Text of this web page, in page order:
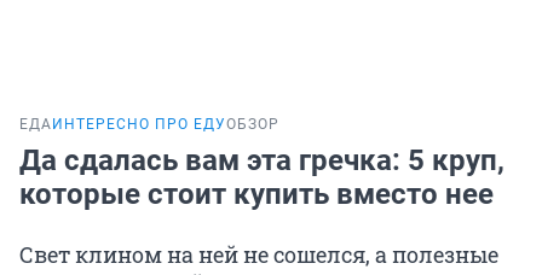
ЕДА ИНТЕРЕСНО ПРО ЕДУОБЗОР
Да сдалась вам эта гречка: 5 круп,
которые стоит купить вместо нее
Свет клином на ней не сошелся, а полезные